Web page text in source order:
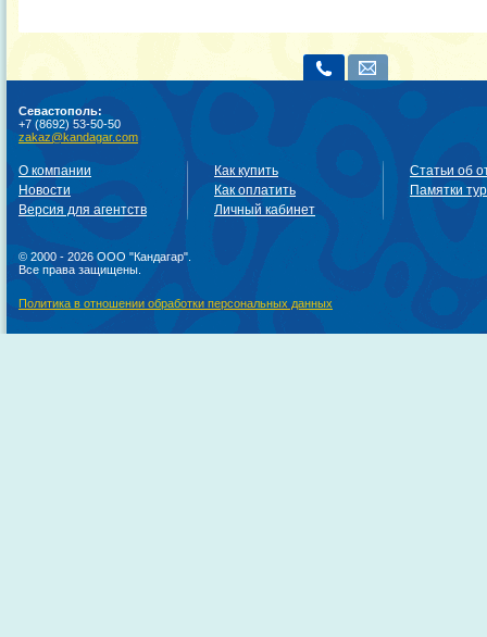
Севастополь:
+7 (8692) 53-50-50
zakaz@kandagar.com
О компании
Новости
Версия для агентств
Как купить
Как оплатить
Личный кабинет
Статьи об
Памятки
© 2000 - 2026 ООО "Кандагар".
Все права защищены.
Политика в отношении обработки персональных данных